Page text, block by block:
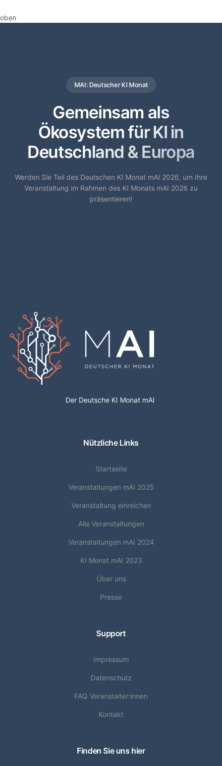
oben
MAI: Deutscher KI Monat
Gemeinsam als
Ökosystem für KI in
Deutschland & Europa
Werden Sie Teil des Deutschen KI Monat mAI 2026, um Ihre
Veranstaltung im Rahmen des KI Monats mAI 2026 zu
präsentieren!
Der Deutsche KI Monat mAI
Nützliche Links
Startseite
Veranstaltungen mAI 2025
Veranstaltung einreichen
Alle Veranstaltungen
Veranstaltungen mAI 2024
KI Monat mAI 2023
Über uns
Presse
Support
Impressum
Datenschutz
FAQ Veranstalter:innen
Kontakt
Finden Sie uns hier